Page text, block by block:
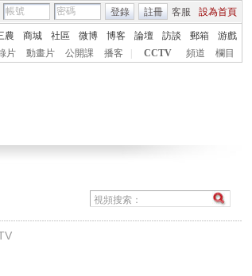
客服 設為首頁
登錄 註冊
農 商城 社區 微博 博客 論壇 訪談 郵箱
游戲
片 動畫片 公開課 播客 CCTV 頻道 欄目